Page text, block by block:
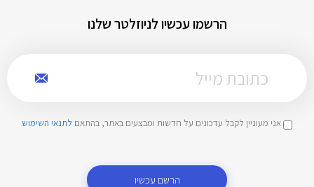
הרשמו עכשיו לניוזלטר שלנו
אני מעוניין לקבל עדכונים על חדשות ומבצעים באתר, בהתאם לתנאי השימוש
הרשם עכשיו